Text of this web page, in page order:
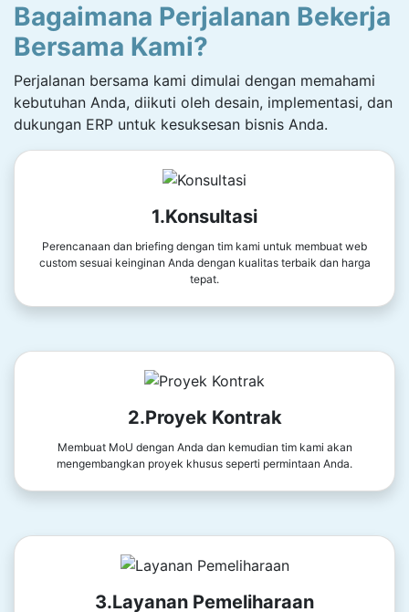
Bagaimana Perjalanan Bekerja
Bersama Kami?
Perjalanan bersama kami dimulai dengan memahami
kebutuhan Anda, diikuti oleh desain, implementasi, dan
dukungan ERP untuk kesuksesan bisnis Anda.
1.Konsultasi
Perencanaan dan briefing dengan tim kami untuk membuat web
custom sesuai keinginan Anda dengan kualitas terbaik dan harga
tepat.
2.Proyek Kontrak
Membuat MoU dengan Anda dan kemudian tim kami akan
mengembangkan proyek khusus seperti permintaan Anda.
3.Layanan Pemeliharaan